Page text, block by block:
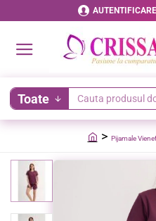
AUTENTIFICARE
Toate
Cauta
produsul
Pijamale